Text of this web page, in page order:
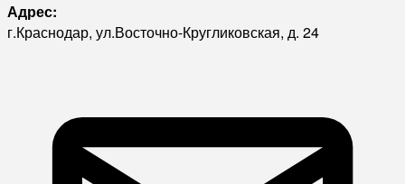
Адрес:
г.Краснодар, ул.Восточно-Кругликовская, д. 24